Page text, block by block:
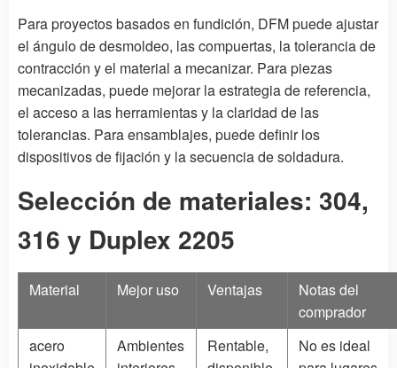
Para proyectos basados en fundición, DFM puede ajustar
el ángulo de desmoldeo, las compuertas, la tolerancia de
contracción y el material a mecanizar. Para piezas
mecanizadas, puede mejorar la estrategia de referencia,
el acceso a las herramientas y la claridad de las
tolerancias. Para ensamblajes, puede definir los
dispositivos de fijación y la secuencia de soldadura.
Selección de materiales: 304,
316 y Duplex 2205
Material Mejor uso Ventajas
Notas del
comprador
acero
Ambientes
Rentable,
No es ideal